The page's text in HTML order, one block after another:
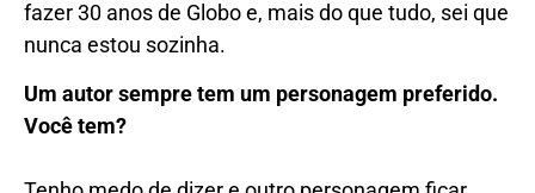
fazer 30 anos de Globo e, mais do que tudo, sei que
nunca estou sozinha.
Um autor sempre tem um personagem preferido.
Você tem?